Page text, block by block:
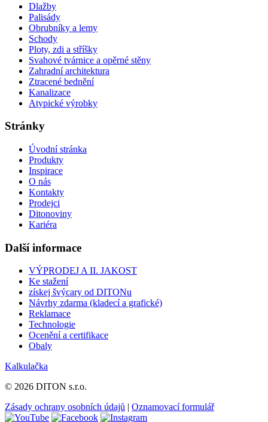
Dlažby
Palisády
Obrubníky a lemy
Schody
Ploty, zdi a stříšky
Svahové tvárnice a opěrné stěny
Zahradní architektura
Ztracené bednění
Kanalizace
Atypické výrobky
Stránky
Úvodní stránka
Produkty
Inspirace
O nás
Kontakty
Prodejci
Ditonoviny
Kariéra
Další informace
VÝPRODEJ A II. JAKOST
Ke stažení
získej švýcary od DITONu
Návrhy zdarma (kladecí a grafické)
Reklamace
Technologie
Ocenění a certifikace
Obaly
Kalkulačka
© 2026 DITON s.r.o.
Zásady ochrany osobních údajů | Oznamovací formulář